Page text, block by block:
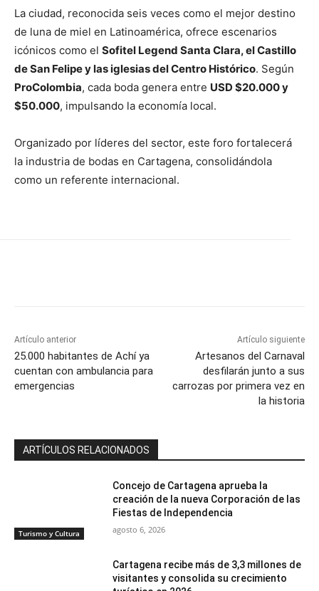
La ciudad, reconocida seis veces como el mejor destino
de luna de miel en Latinoamérica, ofrece escenarios
icónicos como el Sofitel Legend Santa Clara, el Castillo
de San Felipe y las iglesias del Centro Histórico. Según
ProColombia, cada boda genera entre USD $20.000 y
$50.000, impulsando la economía local.
Organizado por líderes del sector, este foro fortalecerá
la industria de bodas en Cartagena, consolidándola
como un referente internacional.
Artículo anterior
25.000 habitantes de Achí ya
cuentan con ambulancia para
emergencias
Artículo siguiente
Artesanos del Carnaval
desfilarán junto a sus
carrozas por primera vez en
la historia
ARTÍCULOS RELACIONADOS
Turismo y Cultura
Concejo de Cartagena aprueba la
creación de la nueva Corporación de las
Fiestas de Independencia
agosto 6, 2026
Cartagena recibe más de 3,3 millones de
visitantes y consolida su crecimiento